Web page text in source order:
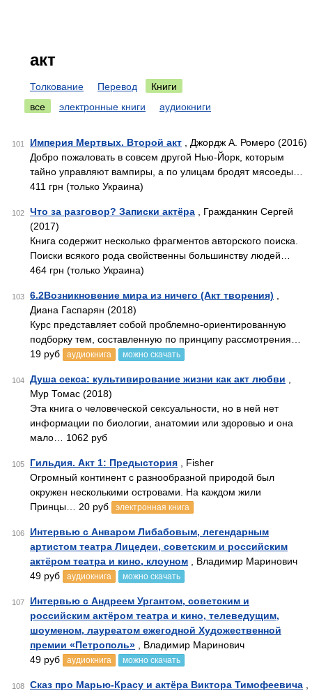
акт
Толкование Перевод
Книги
все
электронные книги аудиокниги
101 Империя Мертвых. Второй акт , Джордж А. Ромеро (2016)
Добро пожаловать в совсем другой Нью-Йорк, которым
тайно управляют вампиры, а по улицам бродят мясоеды…
411 грн (только Украина)
102 Что за разговор? Записки актёра , Гражданкин Сергей
(2017)
Книга содержит несколько фрагментов авторского поиска.
Поиски всякого рода свойственны большинству людей…
464 грн (только Украина)
103 6.2Возникновение мира из ничего (Акт творения)
Диана Гаспарян (2018)
Курс представляет собой проблемно-ориентированную
подборку тем, составленную по принципу рассмотрения…
19 руб
аудиокнига можно скачать
104 Душа секса: культивирование жизни как акт любви
Мур Томас (2018)
Эта книга о человеческой сексуальности, но в ней нет
информации по биологии, анатомии или здоровью и она
мало… 1062 руб
105 Гильдия. Акт 1: Предыстория , Fisher
Огромный континент с разнообразной природой был
окружен несколькими островами. На каждом жили
Принцы… 20 руб
электронная книга
106
Интервью с Анваром Либабовым, легендарным
артистом театра Лицедеи, советским и российским
актёром театра и кино, клоуном , Владимир Маринович
49 руб
аудиокнига можно скачать
107
Интервью с Андреем Ургантом, советским и
российским актёром театра и кино, телеведущим,
шоуменом, лауреатом ежегодной Художественной
премии «Петрополь» , Владимир Маринович
49 руб
аудиокнига можно скачать
108 Сказ про Марью-Красу и актёра Виктора Тимофеевича